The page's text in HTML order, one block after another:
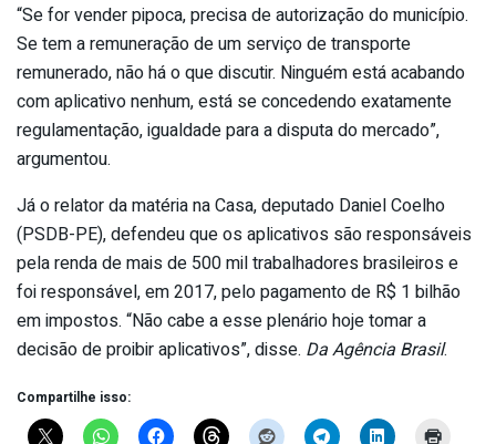
“Se for vender pipoca, precisa de autorização do município.
Se tem a remuneração de um serviço de transporte
remunerado, não há o que discutir. Ninguém está acabando
com aplicativo nenhum, está se concedendo exatamente
regulamentação, igualdade para a disputa do mercado”,
argumentou.
Já o relator da matéria na Casa, deputado Daniel Coelho
(PSDB-PE), defendeu que os aplicativos são responsáveis
pela renda de mais de 500 mil trabalhadores brasileiros e
foi responsável, em 2017, pelo pagamento de R$ 1 bilhão
em impostos. “Não cabe a esse plenário hoje tomar a
decisão de proibir aplicativos”, disse. Da Agência Brasil.
Compartilhe isso: